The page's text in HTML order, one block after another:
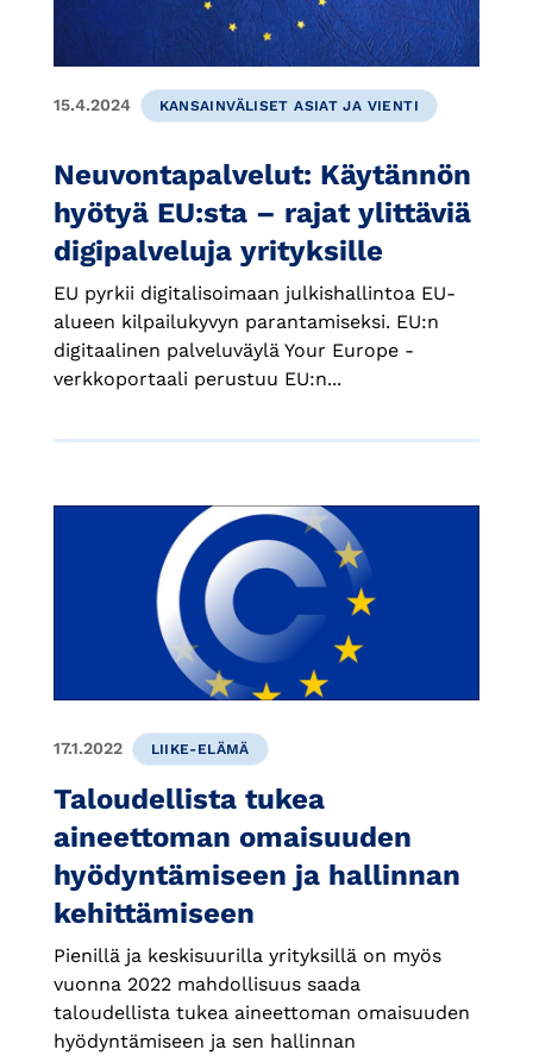
15.4.2024 KANSAINVÄLISET ASIAT JA VIENTI
Neuvontapalvelut: Käytännön
hyötyä EU:sta – rajat ylittäviä
digipalveluja yrityksille
EU pyrkii digitalisoimaan julkishallintoa EU-
alueen kilpailukyvyn parantamiseksi. EU:n
digitaalinen palveluväylä Your Europe -
verkkoportaali perustuu EU:n...
17.1.2022 LIIKE-ELÄMÄ
Taloudellista tukea
aineettoman omaisuuden
hyödyntämiseen ja hallinnan
kehittämiseen
Pienillä ja keskisuurilla yrityksillä on myös
vuonna 2022 mahdollisuus saada
taloudellista tukea aineettoman omaisuuden
hyödyntämiseen ja sen hallinnan